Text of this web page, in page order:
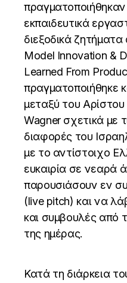
εκπαιδευτικά
διεξοδικά
Model Innovation &
Learned From
πραγματοποιήθηκε
μεταξύ του Αρίστου
Wagner σχετικά με
διαφορές του
με το αντίστοιχο
ευκαιρία σε νεαρά
παρουσιάσουν εν
(live pitch) και να
και συμβουλές από
της ημέρας.
Κατά τη διάρκεια